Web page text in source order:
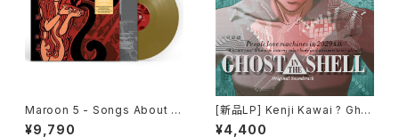
Maroon 5 - Songs About J
ane[Gold Vinyl](LP)
¥9,790
[新品LP] Kenji Kawai ? Gho
st In The Shell (Original So
¥4,400